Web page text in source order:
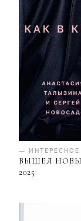
— ИНТЕРЕСНОЕ
ВЫШЕЛ
2025